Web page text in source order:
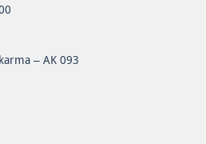
– AK 093